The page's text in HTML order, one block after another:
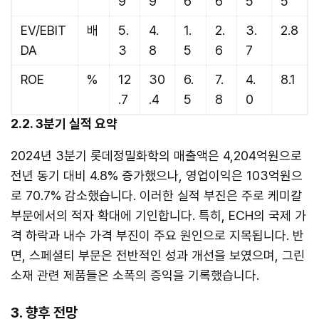
EV/EBIT
DA
배
5.
3
4.
8
1.
5
2.
6
3.
7
2.8
ROE %
12
.7
30
.4
6.
5
7.
8
4.
0
8.1
2.2. 3분기 실적 요약
2024년 3분기 롯데정밀화학의 매출액은 4,204억원으로
전년 동기 대비 4.8% 증가했으나, 영업이익은 103억원으
로 70.7% 감소했습니다. 이러한 실적 부진은 주로 케미칼
부문에서의 적자 확대에 기인합니다. 특히, ECH의 국제 가
격 하락과 내수 가격 부진이 주요 원인으로 지목됩니다. 반
면, 스페셜티 부문은 전반적인 성과 개선을 보였으며, 그린
소재 관련 제품들은 소폭의 증익을 기록했습니다.
3. 향후 전망